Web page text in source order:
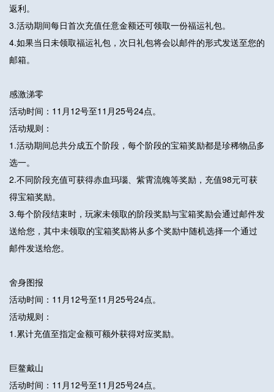
返利。
3.活动期间每日首次充值任意金额还可领取一份福运礼包。
4.如果当日未领取福运礼包，次日礼包将会以邮件的形式发送至您的
邮箱。
感激涕零
活动时间：11月12号至11月25号24点。
活动规则：
1.活动期间总共分成五个阶段，每个阶段的宝箱奖励都是珍稀物品多
选一。
2.不同阶段充值可获得赤血玛瑙、紫霄流魄等奖励，充值98元可获
得宝箱奖励。
3.每个阶段结束时，玩家未领取的阶段奖励与宝箱奖励会通过邮件发
送给您，其中未领取的宝箱奖励将从多个奖励中随机选择一个通过
邮件发送给您。
舍身图报
活动时间：11月12号至11月25号24点。
活动规则：
1.累计充值至指定金额可额外获得对应奖励。
巨鳌戴山
活动时间：11月12号至11月25号24点。